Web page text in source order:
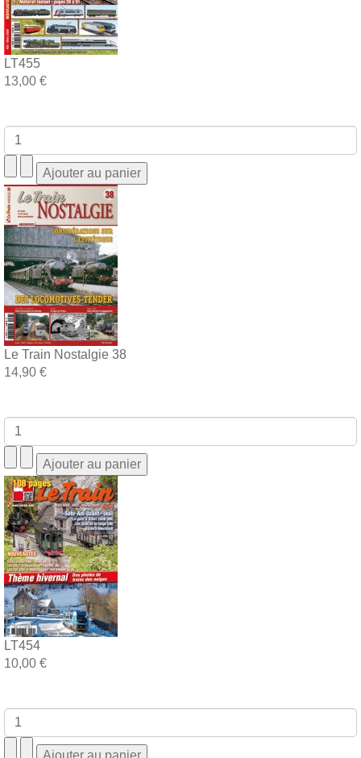
LT455
13,00 €
Le Train Nostalgie 38
14,90 €
LT454
10,00 €